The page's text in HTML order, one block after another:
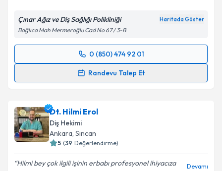
Çınar Ağız ve Diş Sağlığı Polikliniği Haritada Göster
Bağlıca Mah Mermeroğlu Cad No 67 / 3-B
0 (850) 474 92 01
Randevu Talep Et
Randevu Takvimi Talebi
takvim hazırlandığında e-posta ile bilgilendireceğiz.
E-posta Adresiniz
Dt. Hilmi Erol
Diş Hekimi
Ankara, Sincan
5 (39 Değerlendirme)
Hilmi bey çok ilgili işinin erbabı profesyonel ihiyacıza
Devamı